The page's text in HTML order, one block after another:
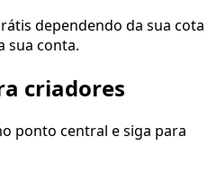
dependendo da sua cota
sua conta.
criadores
ponto central e siga para